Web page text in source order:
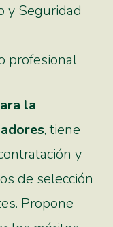
y Seguridad
profesional
la
, tiene
y
de selección
Propone